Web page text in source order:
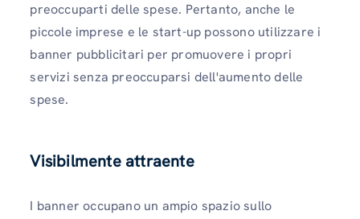
preoccuparti delle spese. Pertanto, anche le
piccole imprese e le start-up possono utilizzare i
banner pubblicitari per promuovere i propri
servizi senza preoccuparsi dell'aumento delle
spese.
Visibilmente attraente
I banner occupano un ampio spazio sullo